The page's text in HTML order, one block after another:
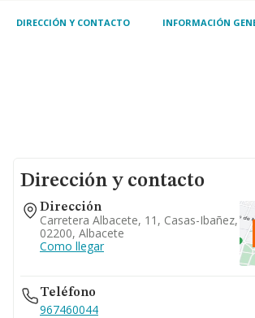
DIRECCIÓN Y CONTACTO INFORMACIÓN
Dirección y contacto
Dirección
Carretera Albacete, 11, Casas-Ibañez,
02200, Albacete
Como llegar
Teléfono
967460044